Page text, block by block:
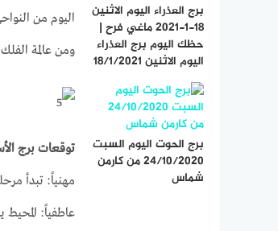
ومن عالمة
توقعات برج الأسد
مهنياً: تبدأ
عاطفياً:
برج العذراء اليوم الاثنين
18-1-2021 ماغي فرح |
حظك اليوم برج العذراء
اليوم الاثنين 18/1/2021
برج الحوت اليوم السبت
24/10/2020 من كارمن
شماس